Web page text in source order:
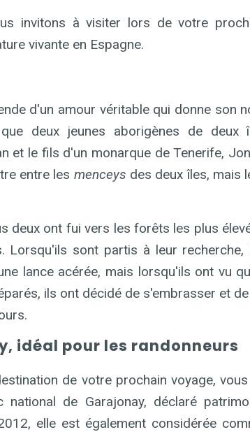
invitons à visiter lors de votre
vivante en Espagne.
d'un amour véritable qui donne son
deux jeunes aborigènes de deux
et le fils d'un monarque de Tenerife,
entre les menceys des deux îles, mais
deux ont fui vers les forêts les plus
sont partis à leur recherche,
lance acérée, mais lorsqu'ils ont vu
ils ont décidé de s'embrasser et
idéal pour les randonneurs
de votre prochain voyage,
de Garajonay, déclaré
elle est également considérée